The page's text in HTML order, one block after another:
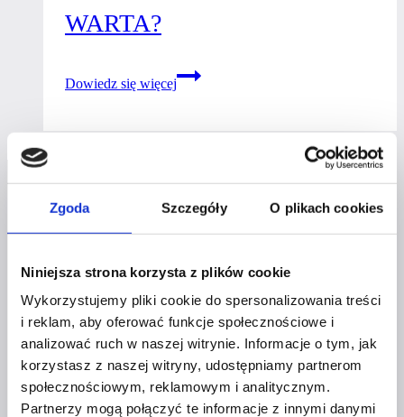
Zgoda Szczegóły O plikach cookies
Niniejsza strona korzysta z plików cookie
Wykorzystujemy pliki cookie do spersonalizowania treści
i reklam, aby oferować funkcje społecznościowe i
analizować ruch w naszej witrynie. Informacje o tym, jak
korzystasz z naszej witryny, udostępniamy partnerom
społecznościowym, reklamowym i analitycznym.
Partnerzy mogą połączyć te informacje z innymi danymi
WARTA?
Dowiedz się więcej
Inspirująca
jesteś
warta?
Profil facebook Czerwona
Szpilka
Profil instagram Czerwona
Szpilka
Profil tiktok Czerwona Szpilka
Profil youtube Czerwona
Szpilka